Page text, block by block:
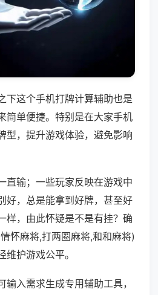
下这个手机打牌计算辅助也是
简单便捷。特别是在大家手机
型，提升游戏体验，避免影响
直输；一些玩家反映在游戏中
好，总是能拿到好牌，甚至好
样，由此怀疑是不是有挂？确
怀麻将,打两圈麻将,和和麻将)
护游戏公平。
输入需求生成专用辅助工具，